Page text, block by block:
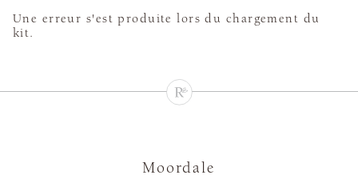
Une erreur s'est produite lors du chargement du
kit.
Moordale